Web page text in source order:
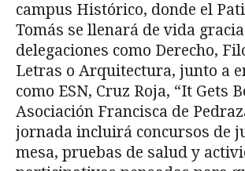
campus Histórico, donde el
Tomás se llenará de vida
delegaciones como Derecho,
Letras o Arquitectura, junto a
como ESN, Cruz Roja, “It Gets
Asociación Francisca de
jornada incluirá concursos de
mesa, pruebas de salud y